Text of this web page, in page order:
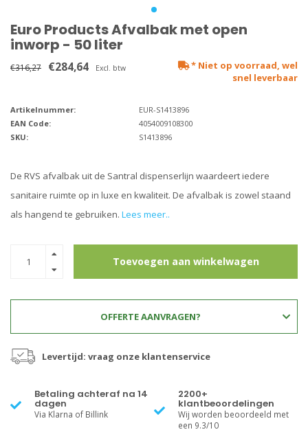
Euro Products Afvalbak met open
inworp - 50 liter
€316,27 €284,64 Excl. btw
* Niet op voorraad, wel
snel leverbaar
Artikelnummer:
EUR-S1413896
EAN Code:
4054009108300
SKU:
S1413896
De RVS afvalbak uit de Santral dispenserlijn waardeert iedere
sanitaire ruimte op in luxe en kwaliteit. De afvalbak is zowel staand
als hangend te gebruiken. Lees meer..
Toevoegen aan winkelwagen
OFFERTE AANVRAGEN?
Levertijd: vraag onze klantenservice
Betaling achteraf na 14
dagen
Via Klarna of Billink
2200+
klantbeoordelingen
Wij worden beoordeeld met
een 9.3/10